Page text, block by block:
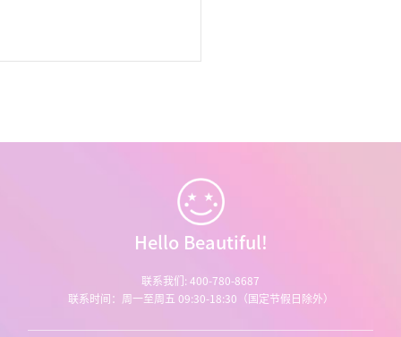
Hello Beautiful!
联系我们: 400-780-8687
联系时间：周一至周五 09:30-18:30（国定节假日除外）